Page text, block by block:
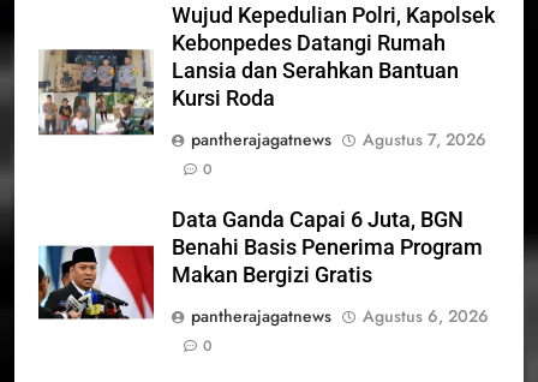
Wujud Kepedulian Polri, Kapolsek
Kebonpedes Datangi Rumah
Lansia dan Serahkan Bantuan
Kursi Roda
pantherajagatnews
Agustus 7, 2026
0
Data Ganda Capai 6 Juta, BGN
Benahi Basis Penerima Program
Makan Bergizi Gratis
pantherajagatnews
Agustus 6, 2026
0